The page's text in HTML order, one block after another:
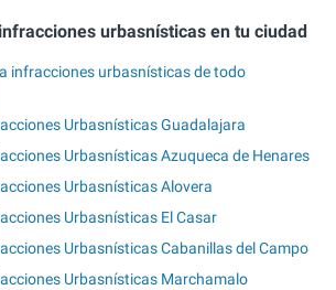
urbasnísticas en tu ciudad
infracciones urbasnísticas de todo
Urbasnísticas Guadalajara
Urbasnísticas Azuqueca de Henares
Urbasnísticas Alovera
Urbasnísticas El Casar
Urbasnísticas Cabanillas del Campo
Urbasnísticas Marchamalo